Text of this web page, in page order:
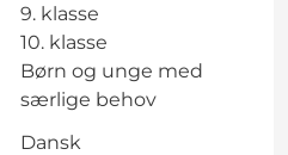
9. klasse
10. klasse
Børn og unge med
særlige behov
Dansk